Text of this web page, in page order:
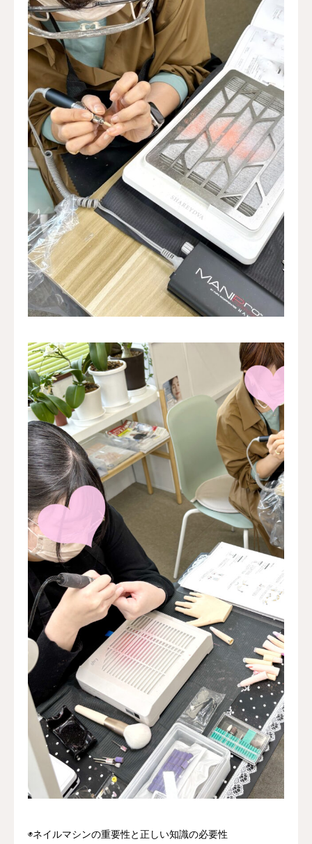
◉ネイルマシンの重要性と正しい知識の必要性